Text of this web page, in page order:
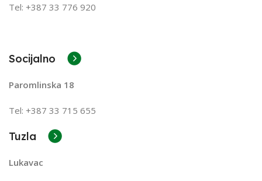
Tel: +387 33 776 920
Socijalno
Paromlinska 18
Tel: +387 33 715 655
Tuzla
Lukavac